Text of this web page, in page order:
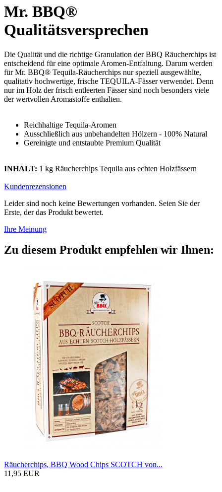
Mr. BBQ®
Qualitätsversprechen
Die Qualität und die richtige Granulation der BBQ Räucherchips ist
entscheidend für eine optimale Aromen-Entfaltung. Darum werden
für Mr. BBQ® Tequila-Räucherchips nur speziell ausgewählte,
qualitativ hochwertige, frische TEQUILA-Fässer verwendet. Denn
nur im Holz der frisch entleerten Fässer sind noch besonders viele
der wertvollen Aromastoffe enthalten.
Reichhaltige Tequila-Aromen
Ausschließlich aus unbehandelten Hölzern - 100% Natural
Gereinigte und entstaubte Premium Qualität
INHALT: 1 kg Räucherchips Tequila aus echten Holzfässern
Kundenrezensionen
Leider sind noch keine Bewertungen vorhanden. Seien Sie der
Erste, der das Produkt bewertet.
Ihre Meinung
Zu diesem Produkt empfehlen wir Ihnen:
Räucherchips, BBQ Wood Chips SCOTCH von...
11,95 EUR